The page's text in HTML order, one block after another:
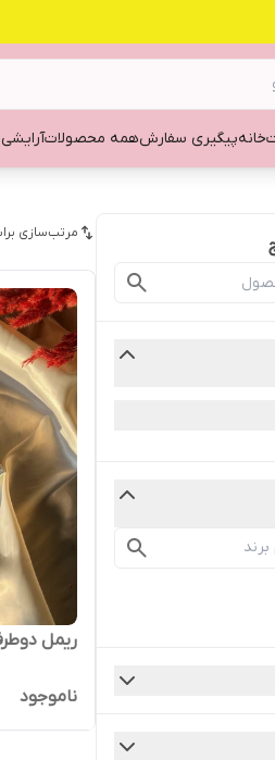
خانهپیگیری سفارشهمه محصولاتآرایشی
مرتب‌سازی
ریمل
ناموجود